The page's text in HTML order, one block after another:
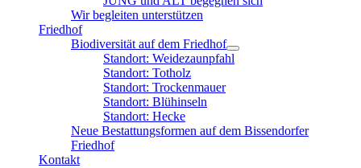
Wir begleiten unterstützen
Friedhof
Biodiversität auf dem Friedhof
Standort: Weidezaunpfahl
Standort: Totholz
Standort: Trockenmauer
Standort: Blühinseln
Standort: Hecke
Neue Bestattungsformen auf dem Bissendorfer
Friedhof
Kontakt